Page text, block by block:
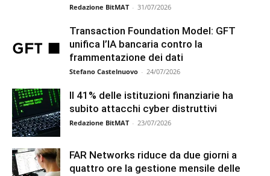
Redazione BitMAT - 31/07/2026
Transaction Foundation Model: GFT
unifica l’IA bancaria contro la
frammentazione dei dati
Stefano Castelnuovo - 24/07/2026
Il 41% delle istituzioni finanziarie ha
subito attacchi cyber distruttivi
Redazione BitMAT - 23/07/2026
FAR Networks riduce da due giorni a
quattro ore la gestione mensile delle